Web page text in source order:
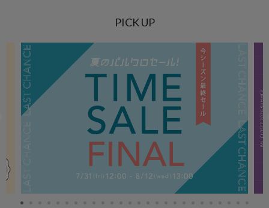
PICK UP